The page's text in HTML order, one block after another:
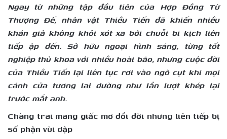
Ngay từ những tập đầu tiên của Hợp Đồng Từ
Thượng Đế, nhân vật Thiều Tiến đã khiến nhiều
khán giả không khỏi xót xa bởi chuỗi bi kịch liên
tiếp ập đến. Sở hữu ngoại hình sáng, từng tốt
nghiệp thủ khoa với nhiều hoài bão, nhưng cuộc đời
của Thiều Tiến lại liên tục rơi vào ngõ cụt khi mọi
cánh cửa tương lai dường như lần lượt khép lại
trước mắt anh.
Chàng trai mang giấc mơ đổi đời nhưng liên tiếp bị
số phận vùi dập